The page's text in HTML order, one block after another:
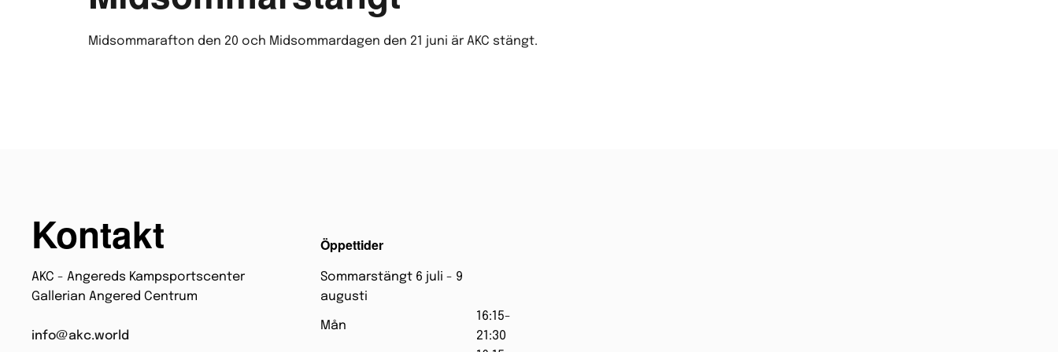
Midsommarafton den 20 och Midsommardagen den 21 juni är AKC stängt.
Kontakt
AKC - Angereds Kampsportscenter
Gallerian Angered Centrum
info@akc.world
Öppettider
Sommarstängt 6 juli - 9
augusti
Mån
16:15-
21:30